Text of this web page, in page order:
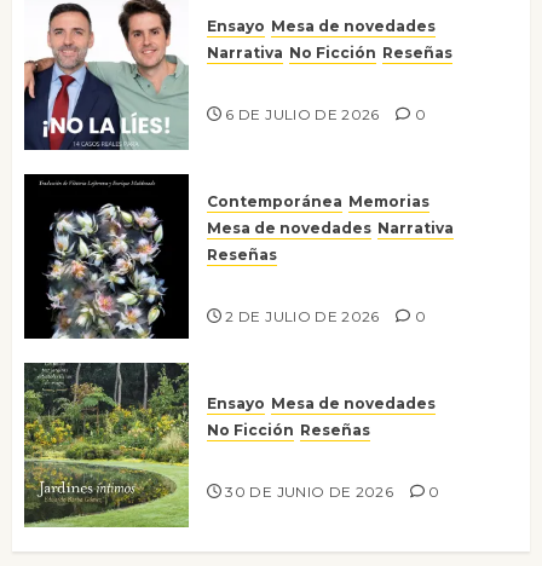
Ensayo Mesa de novedades
Narrativa No Ficción Reseñas
6 DE JULIO DE 2026 0
Contemporánea Memorias
Mesa de novedades Narrativa
Reseñas
2 DE JULIO DE 2026 0
Ensayo Mesa de novedades
No Ficción Reseñas
30 DE JUNIO DE 2026 0